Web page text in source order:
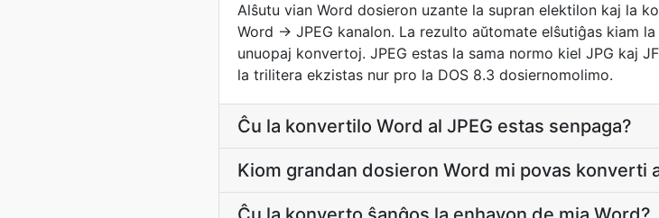
Alŝutu vian Word dosieron uzante la supran elektilon kaj la
Word → JPEG kanalon. La rezulto aŭtomate elŝutiĝas kiam
unuopaj konvertoj. JPEG estas la sama normo kiel JPG kaj
la trilitera ekzistas nur pro la DOS 8.3 dosiernomolimo.
Ĉu la konvertilo Word al JPEG estas senpaga?
Kiom grandan dosieron Word mi povas konverti